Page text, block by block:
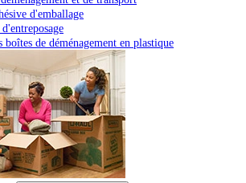
d'emballage
boîtes de déménagement en plastique